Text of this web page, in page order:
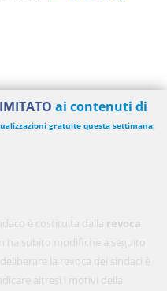
è costituita dalla revoca
ha subito modifiche a seguito
la revoca dei sindaci è
altresì i motivi della
ai contenuti di
gratuite questa settimana.